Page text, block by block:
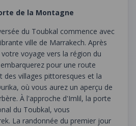
de la Montagne
du Toubkal commence avec
ville de Marrakech. Après
voyage vers la région du
pour une route
des villages pittoresques et la
où vous aurez un aperçu de
À l'approche d'Imlil, la porte
du Toubkal, vous
La randonnée du premier jour